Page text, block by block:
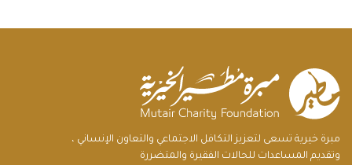
مبرة خيرية تسعى لتعزيز التكافل الاجتماعي والتعاون الإنساني ،
وتقديم المساعدات للحالات الفقيرة والمتضررة